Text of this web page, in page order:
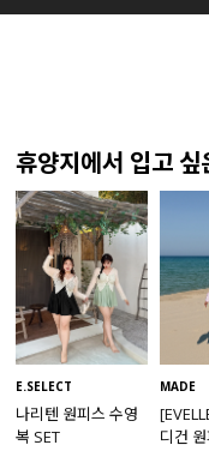
휴양지에서 입고 싶
E.SELECT
나리텐 원피스 수영
복 SET
MADE
디건